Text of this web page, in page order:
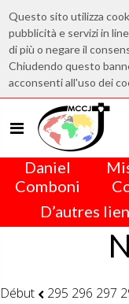
Questo sito utilizza
pubblicità e servizi in
di più o negare il
Chiudendo questo
acconsenti all'uso dei
Daniel
Comboni
D’autres
Début 295 296 297